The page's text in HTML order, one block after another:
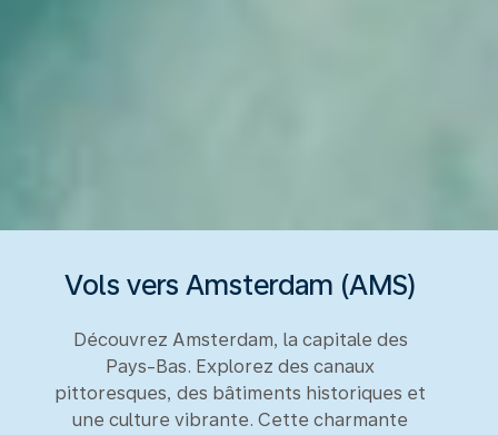
Vols vers Amsterdam (AMS)
Découvrez Amsterdam, la capitale des
Pays-Bas. Explorez des canaux
pittoresques, des bâtiments historiques et
une culture vibrante. Cette charmante